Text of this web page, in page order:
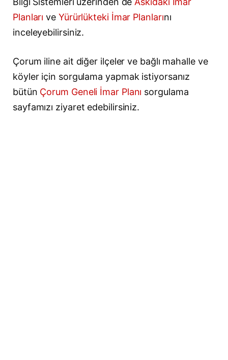
Planları ve Yürürlükteki İmar Planlarını
inceleyebilirsiniz.
Çorum iline ait diğer ilçeler ve bağlı mahalle ve
köyler için sorgulama yapmak istiyorsanız
bütün Çorum Geneli İmar Planı sorgulama
sayfamızı ziyaret edebilirsiniz.